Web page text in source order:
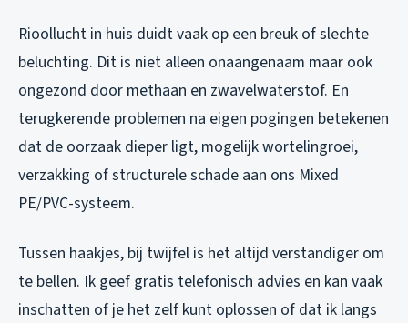
Rioollucht in huis duidt vaak op een breuk of slechte
beluchting. Dit is niet alleen onaangenaam maar ook
ongezond door methaan en zwavelwaterstof. En
terugkerende problemen na eigen pogingen betekenen
dat de oorzaak dieper ligt, mogelijk wortelingroei,
verzakking of structurele schade aan ons Mixed
PE/PVC-systeem.
Tussen haakjes, bij twijfel is het altijd verstandiger om
te bellen. Ik geef gratis telefonisch advies en kan vaak
inschatten of je het zelf kunt oplossen of dat ik langs